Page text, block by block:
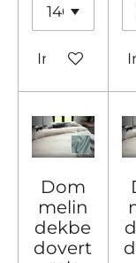
In
Dom
melin
dekbe
dovert